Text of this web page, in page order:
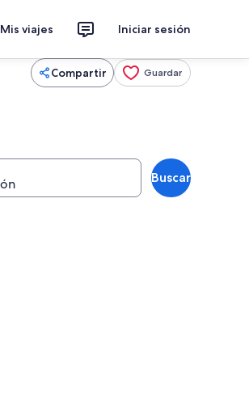
Mis viajes Iniciar sesión
Compartir Guardar
Buscar